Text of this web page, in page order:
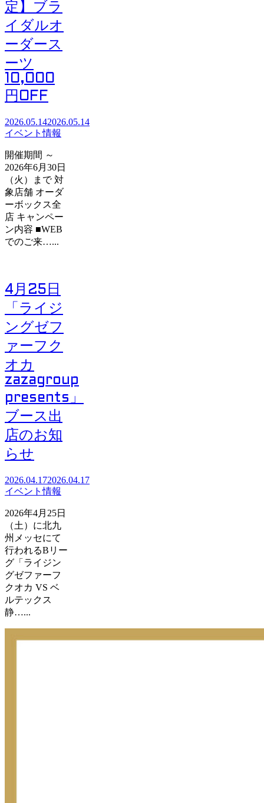
定】ブラ
イダルオ
ーダース
ーツ
10,000
円OFF
2026.05.142026.05.14
イベント情報
開催期間 ～
2026年6月30日
（火）まで 対
象店舗 オーダ
ーボックス全
店 キャンペー
ン内容 ■WEB
でのご来…...
4月25日
「ライジ
ングゼフ
ァーフク
オカ
zazagroup
presents」
ブース出
店のお知
らせ
2026.04.172026.04.17
イベント情報
2026年4月25日
（土）に北九
州メッセにて
行われるBリー
グ「ライジン
グゼファーフ
クオカ VS ベ
ルテックス
静…...